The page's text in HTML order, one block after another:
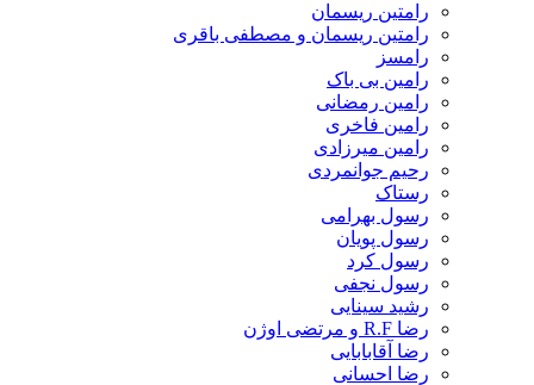
رامتین ریسمان
رامتین ریسمان و مصطفی باقری
رامسز
رامین بی باک
رامین رمضانی
رامین فاخری
رامین میرزادی
رحیم جوانمردی
رستاک
رسول بهرامی
رسول پویان
رسول کرد
رسول نجفی
رشید سینایی
رضا آقابابایی
رضا احسانی